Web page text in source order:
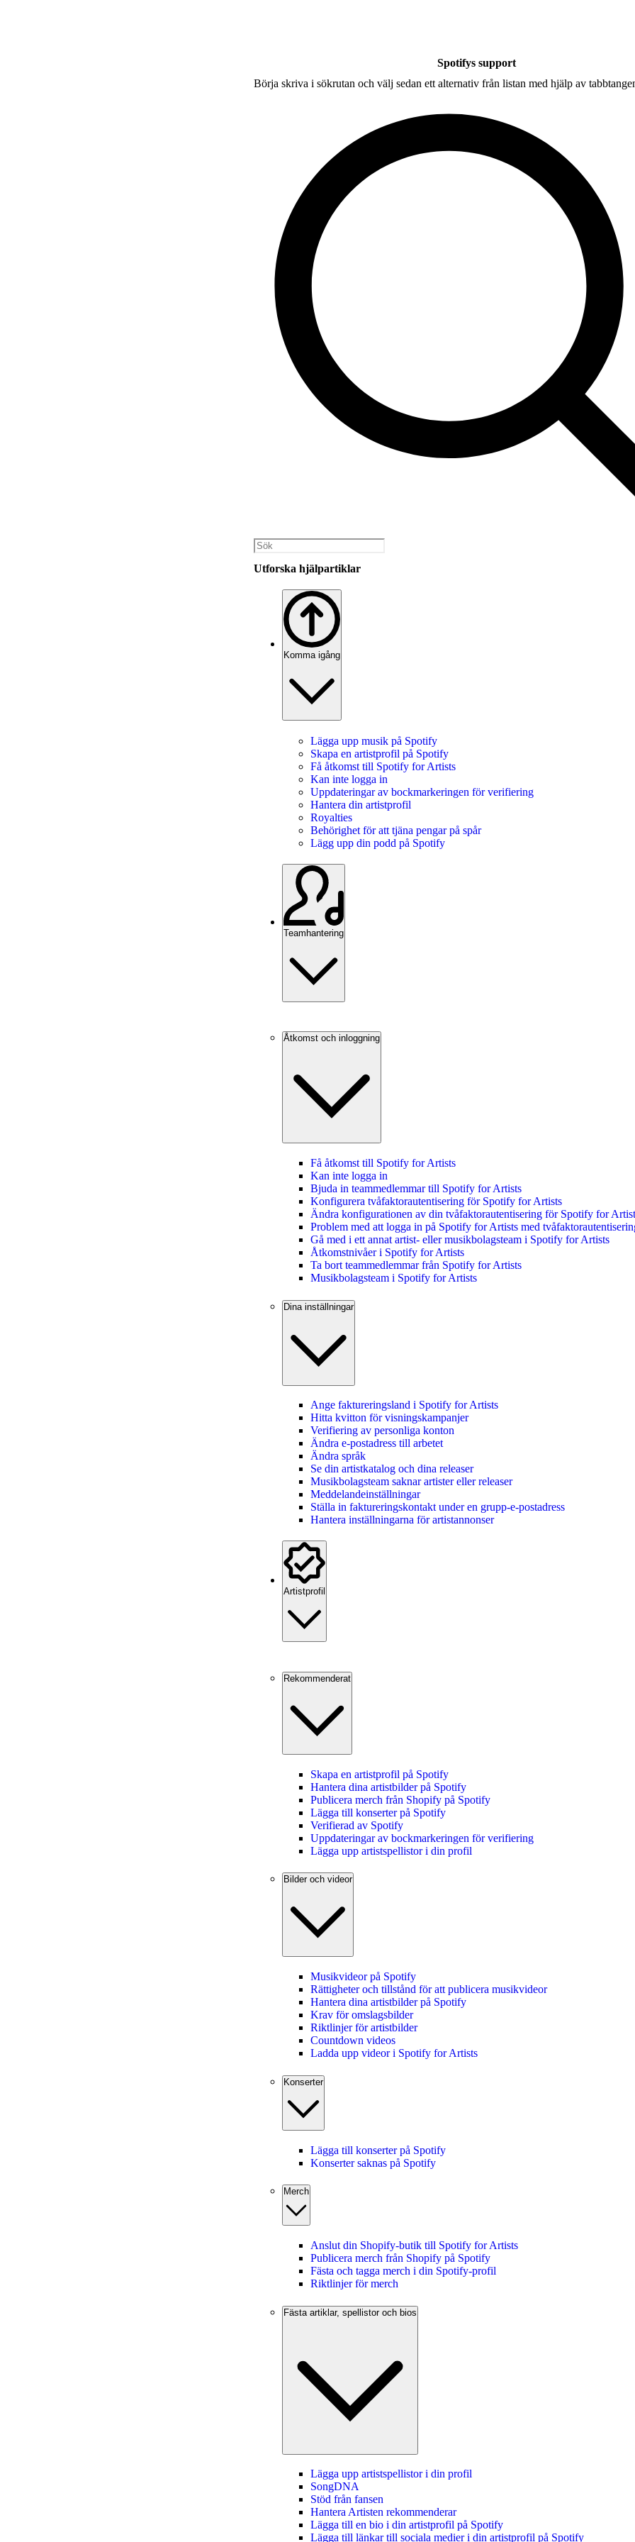
Spotifys support
Börja skriva i sökrutan och välj sedan ett alternativ från listan med hjälp av
Utforska hjälpartiklar
Komma igång
Lägga upp musik på Spotify
Skapa en artistprofil på Spotify
Få åtkomst till Spotify for Artists
Kan inte logga in
Uppdateringar av bockmarkeringen för verifiering
Hantera din artistprofil
Royalties
Behörighet för att tjäna pengar på spår
Lägg upp din podd på Spotify
Teamhantering
Åtkomst och inloggning
Få åtkomst till Spotify for Artists
Kan inte logga in
Bjuda in teammedlemmar till Spotify for Artists
Konfigurera tvåfaktorautentisering för Spotify for Artists
Ändra konfigurationen av din tvåfaktorautentisering för Spotify for
Problem med att logga in på Spotify for Artists med
Gå med i ett annat artist- eller musikbolagsteam i Spotify for Artists
Åtkomstnivåer i Spotify for Artists
Ta bort teammedlemmar från Spotify for Artists
Musikbolagsteam i Spotify for Artists
Dina inställningar
Ange faktureringsland i Spotify for Artists
Hitta kvitton för visningskampanjer
Verifiering av personliga konton
Ändra e-postadress till arbetet
Ändra språk
Se din artistkatalog och dina releaser
Musikbolagsteam saknar artister eller releaser
Meddelandeinställningar
Ställa in faktureringskontakt under en grupp-e-postadress
Hantera inställningarna för artistannonser
Artistprofil
Rekommenderat
Skapa en artistprofil på Spotify
Hantera dina artistbilder på Spotify
Publicera merch från Shopify på Spotify
Lägga till konserter på Spotify
Verifierad av Spotify
Uppdateringar av bockmarkeringen för verifiering
Lägga upp artistspellistor i din profil
Bilder och videor
Musikvideor på Spotify
Rättigheter och tillstånd för att publicera musikvideor
Hantera dina artistbilder på Spotify
Krav för omslagsbilder
Riktlinjer för artistbilder
Countdown videos
Ladda upp videor i Spotify for Artists
Konserter
Lägga till konserter på Spotify
Konserter saknas på Spotify
Merch
Anslut din Shopify‑butik till Spotify for Artists
Publicera merch från Shopify på Spotify
Fästa och tagga merch i din Spotify-profil
Riktlinjer för merch
Fästa artiklar, spellistor och bios
Lägga upp artistspellistor i din profil
SongDNA
Stöd från fansen
Hantera Artisten rekommenderar
Lägga till en bio i din artistprofil på Spotify
Lägga till länkar till sociala medier i din artistprofil på Spotify